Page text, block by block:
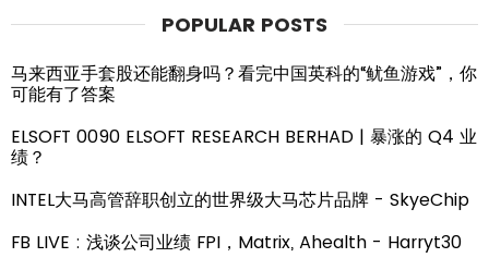
POPULAR POSTS
马来西亚手套股还能翻身吗？看完中国英科的“鱿鱼游戏”，你
可能有了答案
ELSOFT 0090 ELSOFT RESEARCH BERHAD | 暴涨的 Q4 业
绩？
INTEL大马高管辞职创立的世界级大马芯片品牌 - SkyeChip
FB LIVE : 浅谈公司业绩 FPI，Matrix, Ahealth - Harryt30